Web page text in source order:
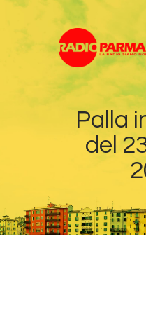
Palla
del
Home
Radio
Diretta
News
Contatti